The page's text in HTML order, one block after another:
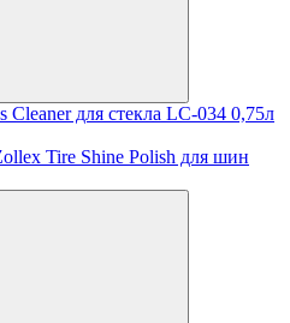
Cleaner для стекла LC-034 0,75л